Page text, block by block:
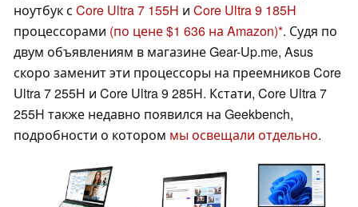
ноутбук с Core Ultra 7 155H и Core Ultra 9 185H
процессорами (по цене $1 636 на Amazon) . Судя по
двум объявлениям в магазине Gear-Up.me, Asus
скоро заменит эти процессоры на преемников Core
Ultra 7 255H и Core Ultra 9 285H. Кстати, Core Ultra 7
255H также недавно появился на Geekbench,
подробности о котором мы освещали отдельно.